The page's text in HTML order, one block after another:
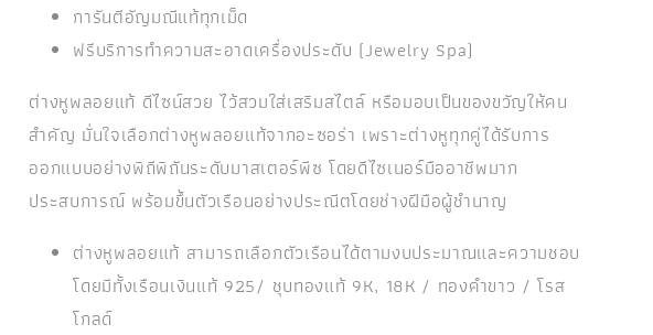
การันตีอัญมณีแท้ทุกเม็ด
ฟรีบริการทำความสะอาดเครื่องประดับ (Jewelry Spa)
ต่างหูพลอยแท้ ดีไซน์สวย ไว้สวมใส่เสริมสไตล์ หรือมอบเป็นของขวัญให้คน
สำคัญ มั่นใจเลือกต่างหูพลอยแท้จากอะซอร่า เพราะต่างหูทุกคู่ได้รับการ
ออกแบบอย่างพิถีพิถันระดับมาสเตอร์พีซ โดยดีไซเนอร์มืออาชีพมาก
ประสบการณ์ พร้อมขึ้นตัวเรือนอย่างประณีตโดยช่างฝีมือผู้ชำนาญ
ต่างหูพลอยแท้ สามารถเลือกตัวเรือนได้ตามงบประมาณและความชอบ
โดยมีทั้งเรือนเงินแท้ 925/ ชุบทองแท้ 9K, 18K / ทองคำขาว / โรส
โกลด์